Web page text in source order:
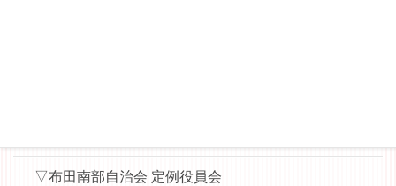
▽布田南部自治会 定例役員会